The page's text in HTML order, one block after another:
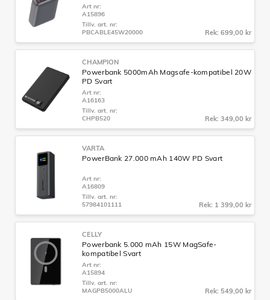
Art nr:
A15896
Tillv. art. nr:
PBCABLE45W20000
Rek: 699,00 kr
CHAMPION
Powerbank 5000mAh Magsafe-kompatibel 20W
PD Svart
Art nr:
A16163
Tillv. art. nr:
CHPB520
Rek: 349,00 kr
VARTA
PowerBank 27.000 mAh 140W PD Svart
Art nr:
A16809
Tillv. art. nr:
57984101111
Rek: 1 399,00 kr
CELLY
Powerbank 5.000 mAh 15W MagSafe-
kompatibel Svart
Art nr:
A15894
Tillv. art. nr:
MAGPB5000ALU
Rek: 549,00 kr